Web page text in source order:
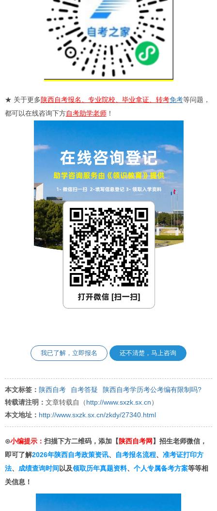
★ 关于更多 陕西自考报名、专业院校、毕业拿证、转考免考等问题，
都可以在线咨询下方自考助学老师 ！
我已了解，立即报名 还不清楚，马上咨询
本文标签： 陕西自考 自考答疑
陕西自考学历考公考编有限制吗?
转载请注明： 文章转载自（ http://www.sxzk.sx.cn ）
本文地址： http://www.sxzk.sx.cn/zkdy/27340.html
⊙小编提示： 扫描下方二维码，添加【 陕西自考网 】招生老师微信，
即可了解2026年陕西自考政策资讯、 自考报名流程、 准考证打印方
法、 成绩查询时间 以及领取历年真题资料、 个人专属备考方案等等相
关信息！